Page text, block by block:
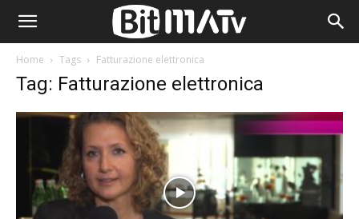
Home Tags Fatturazione elettronica
Tag: Fatturazione elettronica